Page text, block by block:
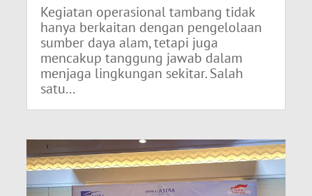
Kegiatan operasional tambang tidak
hanya berkaitan dengan pengelolaan
sumber daya alam, tetapi juga
mencakup tanggung jawab dalam
menjaga lingkungan sekitar. Salah
satu...